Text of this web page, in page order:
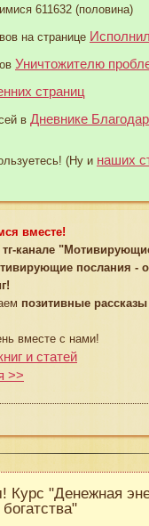
611632 (половина)
на странице
Уничтожителю
страниц
в Дневнике
(Ну и наших
вместе!
тг-канале
послания -
позитивные
вместе с нами!
и статей
>>
Курс "Денежная